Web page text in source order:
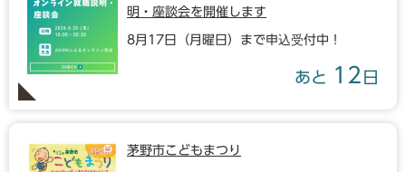
明・座談会を開催します
8月17日（月曜日）まで申込受付中！
あと 12 日
茅野市こどもまつり